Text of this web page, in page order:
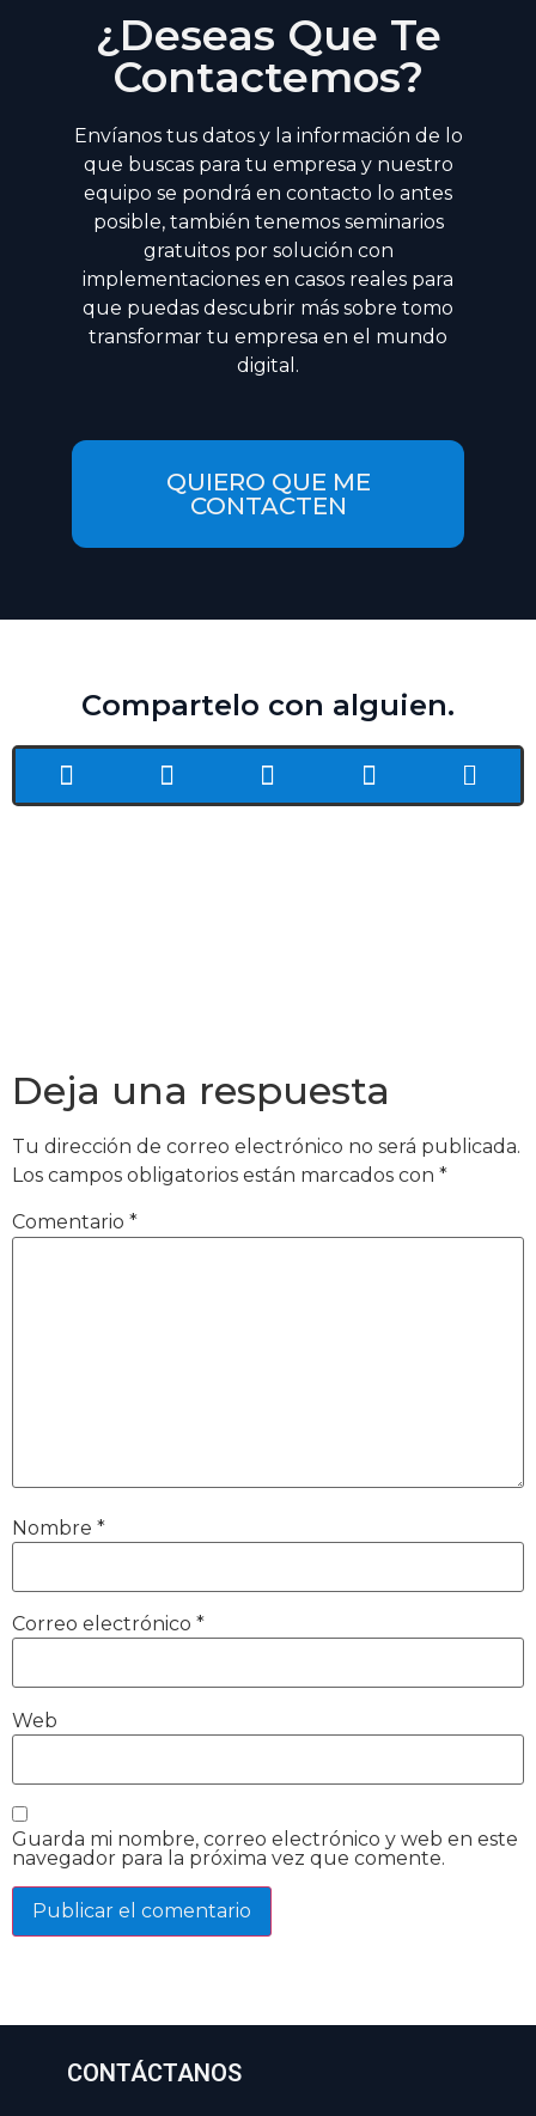
¿Deseas Que Te
Contactemos?
Envíanos tus datos y la información de lo
que buscas para tu empresa y nuestro
equipo se pondrá en contacto lo antes
posible, también tenemos seminarios
gratuitos por solución con
implementaciones en casos reales para
que puedas descubrir más sobre tomo
transformar tu empresa en el mundo
digital.
QUIERO QUE ME
CONTACTEN
Compartelo con alguien.
Deja una respuesta
Tu dirección de correo electrónico no será publicada.
Los campos obligatorios están marcados con *
Comentario *
Nombre *
Correo electrónico *
Web
Guarda mi nombre, correo electrónico y web en este
navegador para la próxima vez que comente.
CONTÁCTANOS